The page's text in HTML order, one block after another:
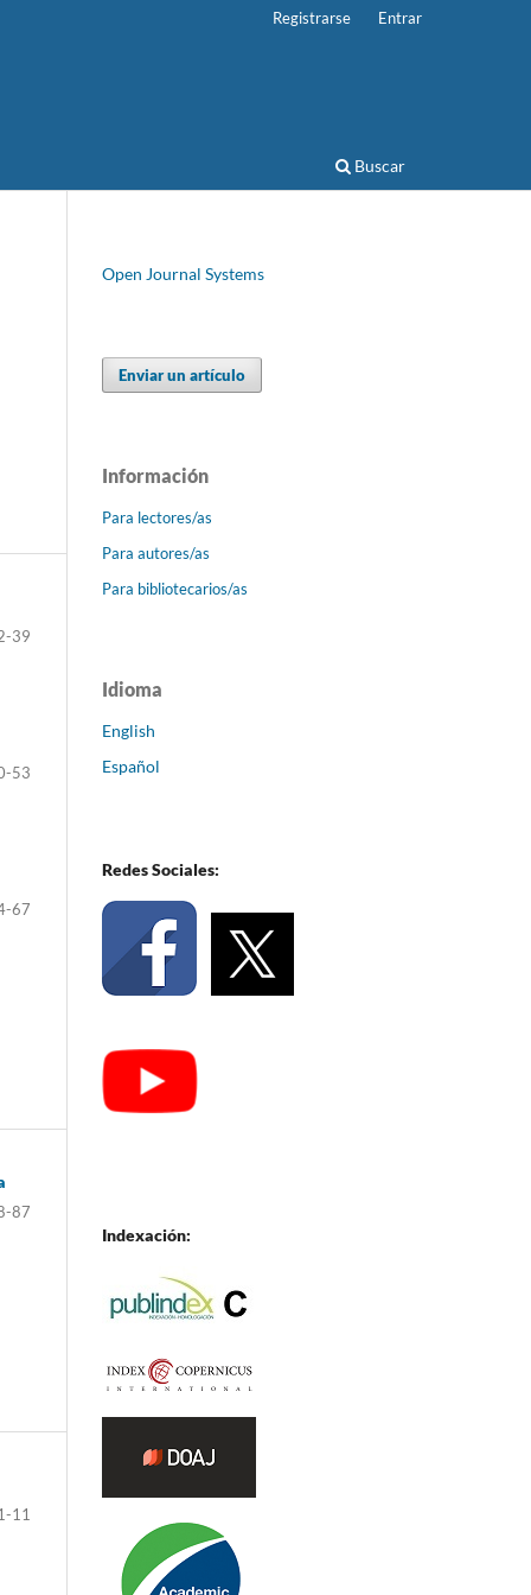
Buscar
Registrarse Entrar
39
53
67
87
11
Open Journal Systems
Enviar un artículo
Información
Para lectores/as
Para autores/as
Para bibliotecarios/as
Idioma
English
Español
Redes Sociales:
Indexación: